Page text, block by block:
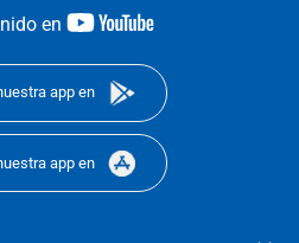
en
youtube-
app en
app en